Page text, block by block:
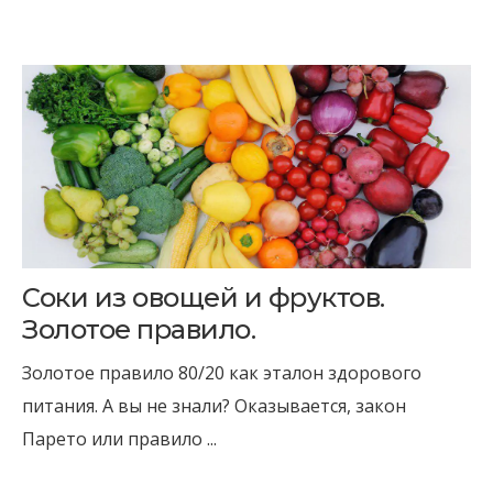
Соки из овощей и фруктов.
Золотое правило.
Золотое правило 80/20 как эталон здорового
питания. А вы не знали? Оказывается, закон
Парето или правило ...